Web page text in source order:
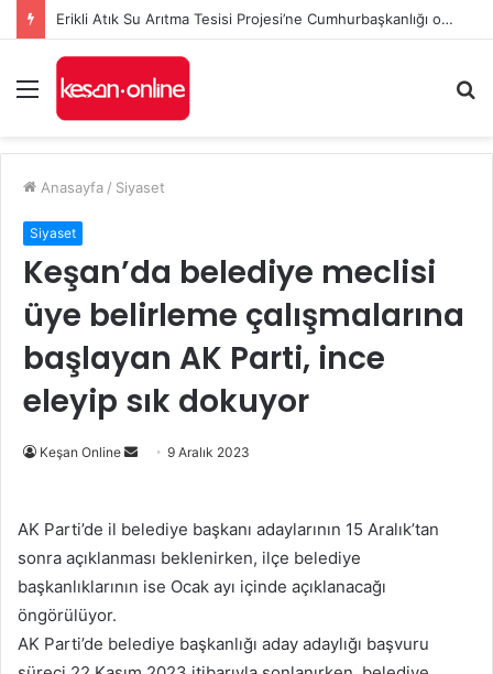
Erikli Atık Su Arıtma Tesisi Projesi’ne Cumhurbaşkanlığı onayı
Menü
...
Anasayfa / Siyaset
Siyaset
Keşan’da belediye meclisi
üye belirleme çalışmalarına
başlayan AK Parti, ince
eleyip sık dokuyor
Keşan Online
Bir
göndermek
9 Aralık 2023
AK Parti’de il belediye başkanı adaylarının 15 Aralık’tan
sonra açıklanması beklenirken, ilçe belediye
başkanlıklarının ise Ocak ayı içinde açıklanacağı
öngörülüyor.
AK Parti’de belediye başkanlığı aday adaylığı başvuru